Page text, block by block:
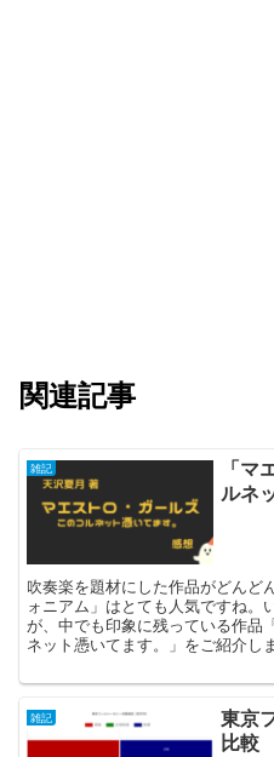
関連記事
雑記
「マ
ルネ
吹奏楽を題材にした作品がどんど
ォニアム」はとても人気ですね。
が、中でも印象に残っている作品
ネット憑いてます。」をご紹介し
雑記
東京
比較